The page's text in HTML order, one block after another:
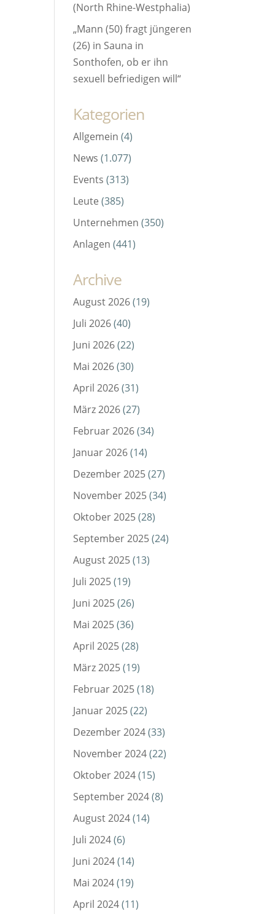
(North Rhine-Westphalia)
„Mann (50) fragt jüngeren
(26) in Sauna in
Sonthofen, ob er ihn
sexuell befriedigen will“
Kategorien
Allgemein (4)
News (1.077)
Events (313)
Leute (385)
Unternehmen (350)
Anlagen (441)
Archive
August 2026(19)
Juli 2026(40)
Juni 2026(22)
Mai 2026(30)
April 2026(31)
März 2026(27)
Februar 2026(34)
Januar 2026(14)
Dezember 2025(27)
November 2025(34)
Oktober 2025(28)
September 2025(24)
August 2025(13)
Juli 2025(19)
Juni 2025(26)
Mai 2025(36)
April 2025(28)
März 2025(19)
Februar 2025(18)
Januar 2025(22)
Dezember 2024(33)
November 2024(22)
Oktober 2024(15)
September 2024(8)
August 2024(14)
Juli 2024(6)
Juni 2024(14)
Mai 2024(19)
April 2024(11)